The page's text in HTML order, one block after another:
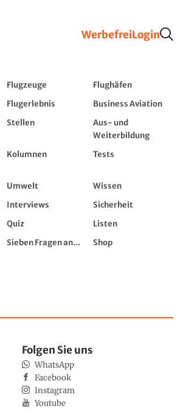
WerbefreiLogin
Flugzeuge
Flughäfen
Flugerlebnis
Business Aviation
Stellen
Aus- und
Weiterbildung
Kolumnen Tests
Umwelt
Wissen
Interviews
Sicherheit
Quiz
Listen
Sieben Fragen an...
Shop
Folgen Sie uns
WhatsApp
Facebook
Instagram
Youtube